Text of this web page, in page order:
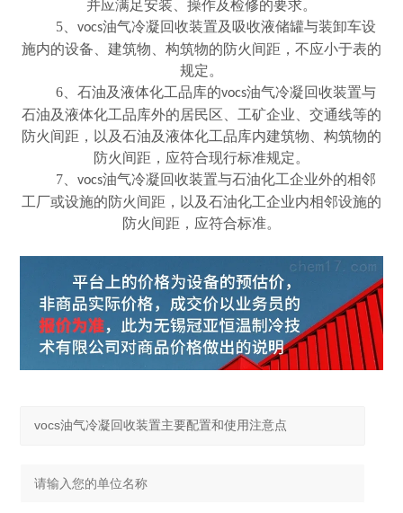
并应满足安装、操作及检修的要求。
5
vocs油气冷凝回收装置及吸收液储罐与装卸车设
施内的设备、建筑物、构筑物的防火间距，不应小于表的
规定。
6 、石油及液体化工品库的vocs油气冷凝回收装置与
石油及液体化工品库外的居民区、工矿企业、交通线等的
防火间距，以及石油及液体化工品库内建筑物、构筑物的
防火间距，应符合现行标准规定。
7
vocs油气冷凝回收装置与石油化工企业外的相邻
工厂或设施的防火间距，以及石油化工企业内相邻设施的
防火间距，应符合标准。